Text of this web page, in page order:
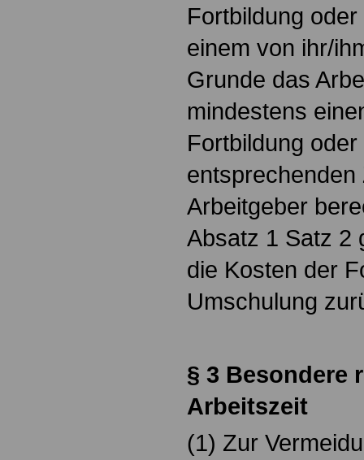
Fortbildung
einem von ihr/
Grunde das
mindestens
Fortbildung
Arbeitgeber
Absatz 1 Satz 2
die Kosten der
Umschulung
§ 3 Besondere
Arbeitszeit
(1) Zur